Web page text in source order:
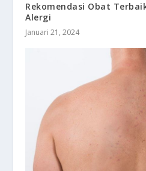
Rekomendasi Obat
Alergi
Januari 21, 2024